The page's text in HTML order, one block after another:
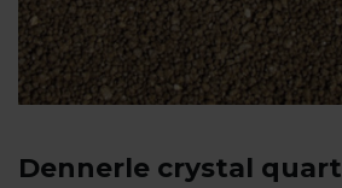
Dennerle crystal